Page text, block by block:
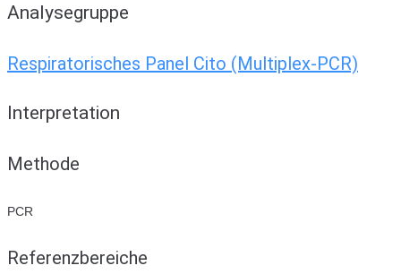
Analysegruppe
Respiratorisches Panel Cito (Multiplex-PCR)
Interpretation
Methode
PCR
Referenzbereiche